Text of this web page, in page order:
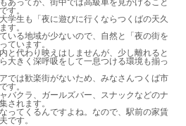
あってか、街中では高級車を見かけること
す。
学生も「夜に遊びに行くならつくばの天久
す。
いる地域が少ないので、自然と「夜の街を
ています。
と代わり映えはしませんが、少し離れると
大きく深呼吸をして一息つける環境も揃っ
では歓楽街がないため、みなさんつくば市
す。
バクラ、ガールズバー、スナックなどのナ
されます。
ってくるんですよね。なので、駅前の家賃
です。